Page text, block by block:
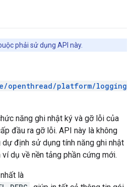
phải sử dụng API này.
openthread/platform/logging
năng ghi nhật ký và gỡ lỗi của
đầu ra gỡ lỗi. API này là không
dự định sử dụng tính năng ghi nhật
dụ về nền tảng phần cứng mới.
là